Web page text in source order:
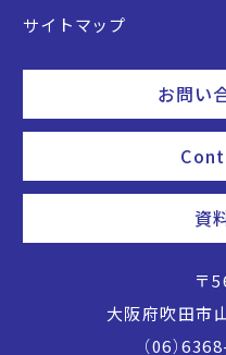
サイトマップ
お問い
資
〒
大阪府吹田市
（06）